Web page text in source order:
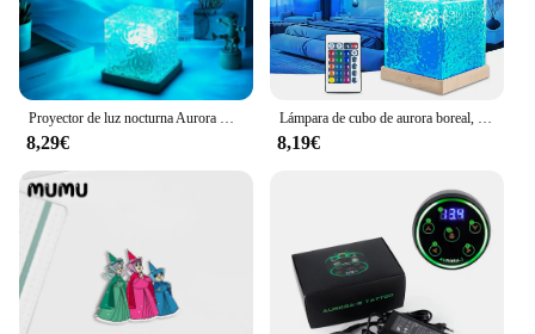
8,29€ 8,19€